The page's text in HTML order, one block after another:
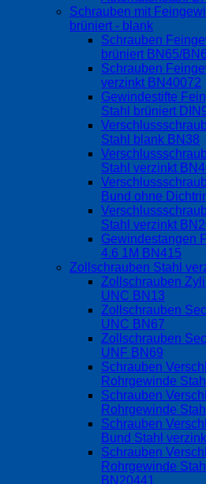
Schrauben mit
brüniert - blank
Schrauben
brüniert BN65/
Schrauben
verzinkt BN40072
Gewindestifte
Stahl brüniert
Stahl blank BN38
Stahl verzinkt
Bund ohne
Stahl verzinkt
Gewindestangen
4.6 1M BN415
Zollschrauben Stahl
Zollschrauben
UNC BN13
Zollschrauben
UNC BN67
Zollschrauben
UNF BN69
Schrauben
Rohrgewinde
Schrauben
Rohrgewinde
Schrauben
Bund Stahl
Schrauben
Rohrgewinde
BN20441